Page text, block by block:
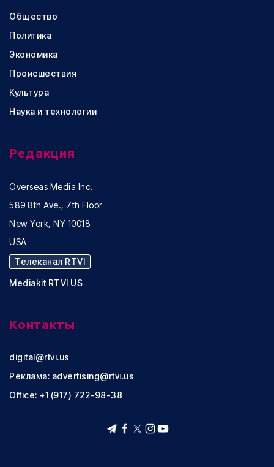
Общество
Политика
Экономика
Происшествия
Культура
Наука и технологии
Редакция
Overseas Media Inc.
589 8th Ave., 7th Floor
New York, NY 10018
USA
Телеканал RTVI
Mediakit RTVI US
Контакты
digital@rtvi.us
Реклама: advertising@rtvi.us
Office: +1 (917) 722-98-38